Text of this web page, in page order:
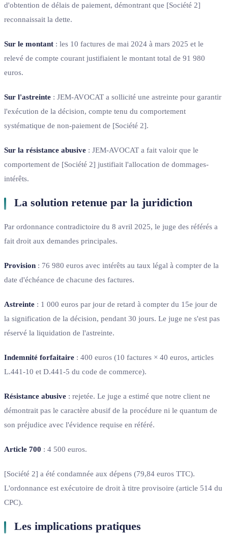
d'obtention de délais de paiement, démontrant que [Société 2]
reconnaissait la dette.
Sur le montant : les 10 factures de mai 2024 à mars 2025 et le
relevé de compte courant justifiaient le montant total de 91 980
euros.
Sur l'astreinte : JEM-AVOCAT a sollicité une astreinte pour garantir
l'exécution de la décision, compte tenu du comportement
systématique de non-paiement de [Société 2].
Sur la résistance abusive : JEM-AVOCAT a fait valoir que le
comportement de [Société 2] justifiait l'allocation de dommages-
intérêts.
La solution retenue par la juridiction
Par ordonnance contradictoire du 8 avril 2025, le juge des référés a
fait droit aux demandes principales.
Provision : 76 980 euros avec intérêts au taux légal à compter de la
date d'échéance de chacune des factures.
Astreinte : 1 000 euros par jour de retard à compter du 15e jour de
la signification de la décision, pendant 30 jours. Le juge ne s'est pas
réservé la liquidation de l'astreinte.
Indemnité forfaitaire : 400 euros (10 factures × 40 euros, articles
L.441-10 et D.441-5 du code de commerce).
Résistance abusive : rejetée. Le juge a estimé que notre client ne
démontrait pas le caractère abusif de la procédure ni le quantum de
son préjudice avec l'évidence requise en référé.
Article 700 : 4 500 euros.
[Société 2] a été condamnée aux dépens (79,84 euros TTC).
L'ordonnance est exécutoire de droit à titre provisoire (article 514 du
CPC).
Les implications pratiques